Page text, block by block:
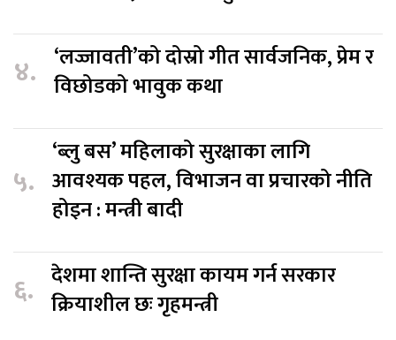
४. ‘लज्जावती’को दोस्रो गीत सार्वजनिक, प्रेम र
विछोडको भावुक कथा
५.
‘ब्लु बस’ महिलाको सुरक्षाका लागि
आवश्यक पहल, विभाजन वा प्रचारको नीति
होइन : मन्त्री बादी
६. देशमा शान्ति सुरक्षा कायम गर्न सरकार
क्रियाशील छः गृहमन्त्री